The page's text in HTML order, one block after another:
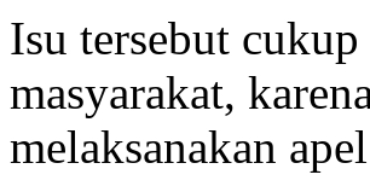
Isu tersebut
masyarakat,
melaksanakan